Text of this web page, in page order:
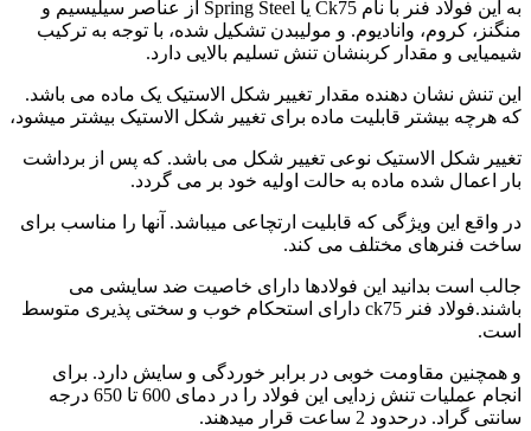
به این فولاد فنر با نام Ck75 یا Spring Steel از عناصر سیلیسیم و
منگنز، کروم، وانادیوم. و مولیبدن تشکیل شده، با توجه به ترکیب
شیمیایی و مقدار کربنشان تنش تسلیم بالایی دارد.
این تنش نشان دهنده مقدار تغییر شکل الاستیک یک ماده می باشد.
که هرچه بیشتر قابلیت ماده برای تغییر شکل الاستیک بیشتر میشود،
تغییر شکل الاستیک نوعی تغییر شکل می باشد. که پس از برداشت
بار اعمال شده ماده به حالت اولیه خود بر می گردد.
در واقع این ویژگی که قابلیت ارتچاعی میباشد. آنها را مناسب برای
ساخت فنرهای مختلف می کند.
جالب است بدانید این فولادها دارای خاصیت ضد سایشی می
باشند.فولاد فنر ck75 دارای استحکام خوب و سختی پذیری متوسط
است.
و همچنین مقاومت خوبی در برابر خوردگی و سایش دارد. برای
انجام عملیات تنش زدایی این فولاد را در دمای 600 تا 650 درجه
سانتی گراد. درحدود 2 ساعت قرار میدهند.